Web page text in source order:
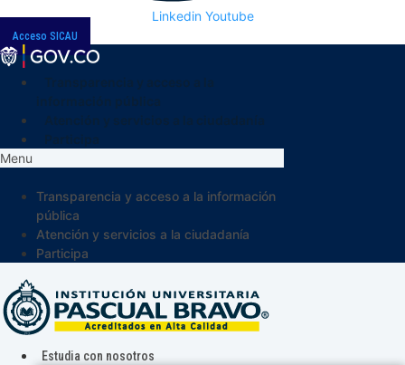
Linkedin Youtube
Acceso SICAU
Menu
Transparencia y acceso a la información
pública
Atención y servicios a la ciudadanía
Participa
Estudia con nosotros